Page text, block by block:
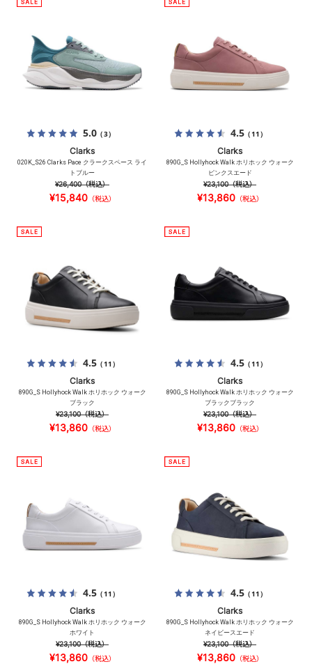
5.0（3）
Clarks
020K_S26 Clarks Pace クラークスペース ライ
トブルー
¥26,400（税込）
¥15,840（税込）
4.5（11）
Clarks
890G_S Hollyhock Walk ホリホック ウォーク
ピンクスエード
¥23,100（税込）
¥13,860（税込）
4.5（11）
Clarks
890G_S Hollyhock Walk ホリホック ウォーク
ブラック
¥23,100（税込）
¥13,860（税込）
4.5（11）
Clarks
890G_S Hollyhock Walk ホリホック ウォーク
ブラックブラック
¥23,100（税込）
¥13,860（税込）
4.5（11）
Clarks
890G_S Hollyhock Walk ホリホック ウォーク
ホワイト
¥23,100（税込）
¥13,860（税込）
4.5（11）
Clarks
890G_S Hollyhock Walk ホリホック ウォーク
ネイビースエード
¥23,100（税込）
¥13,860（税込）